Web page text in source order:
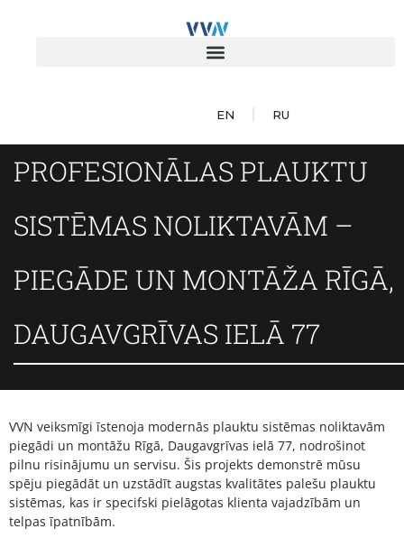
EN RU
PROFESIONĀLAS PLAUKTU
SISTĒMAS NOLIKTAVĀM –
PIEGĀDE UN MONTĀŽA RĪGĀ,
DAUGAVGRĪVAS IELĀ 77
VVN veiksmīgi īstenoja modernās plauktu sistēmas noliktavām
piegādi un montāžu Rīgā, Daugavgrīvas ielā 77, nodrošinot
pilnu risinājumu un servisu. Šis projekts demonstrē mūsu
spēju piegādāt un uzstādīt augstas kvalitātes palešu plauktu
sistēmas, kas ir specifski pielāgotas klienta vajadzībām un
telpas īpatnībām.